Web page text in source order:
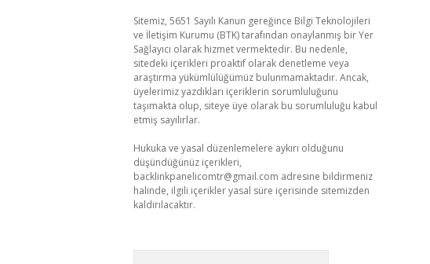
Sitemiz, 5651 Sayılı Kanun gereğince Bilgi Teknolojileri
ve İletişim Kurumu (BTK) tarafından onaylanmış bir Yer
Sağlayıcı olarak hizmet vermektedir. Bu nedenle,
sitedeki içerikleri proaktif olarak denetleme veya
araştırma yükümlülüğümüz bulunmamaktadır. Ancak,
üyelerimiz yazdıkları içeriklerin sorumluluğunu
taşımakta olup, siteye üye olarak bu sorumluluğu kabul
etmiş sayılırlar.
Hukuka ve yasal düzenlemelere aykırı olduğunu
düşündüğünüz içerikleri,
backlinkpanelicomtr@gmail.com adresine bildirmeniz
halinde, ilgili içerikler yasal süre içerisinde sitemizden
kaldırılacaktır.